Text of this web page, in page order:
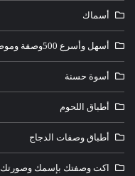
أسماك
أسهل وأسرع 500وصفة وموضوع
أسوة حسنة
أطباق اللحوم
أطباق وصفات الدجاج
اكت وصفتك بإسمك وصورتك